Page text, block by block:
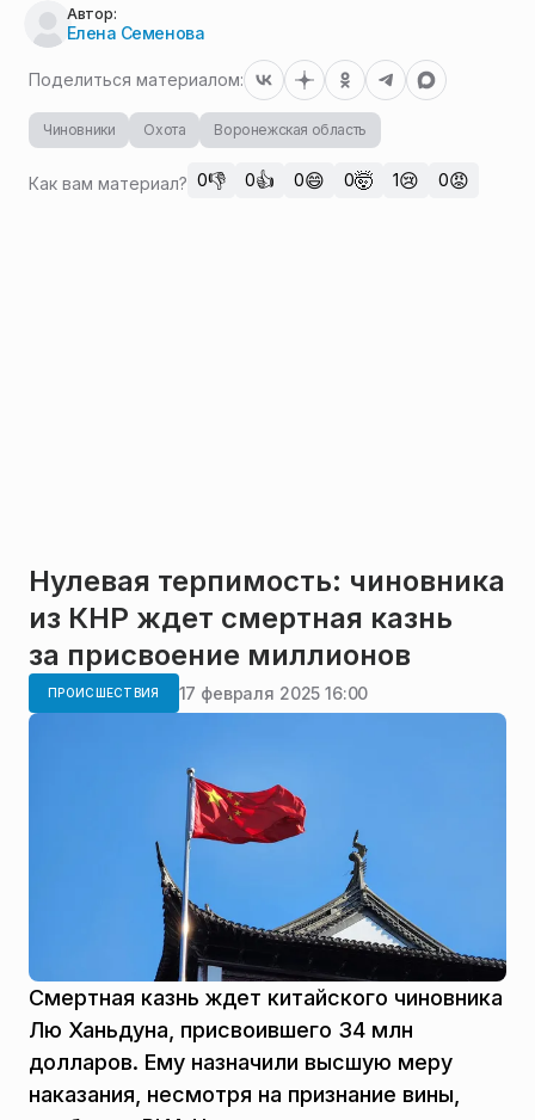
Автор:
Елена Семенова
Поделиться материалом:
Чиновники Охота Воронежская область
Как вам материал? 0👎 0👍 0😄 0🤯 1😢 0😡
Нулевая терпимость: чиновника
из КНР ждет смертная казнь
за присвоение миллионов
ПРОИСШЕСТВИЯ 17 февраля 2025 16:00
Смертная казнь ждет китайского чиновника
Лю Ханьдуна, присвоившего 34 млн
долларов. Ему назначили высшую меру
наказания, несмотря на признание вины,